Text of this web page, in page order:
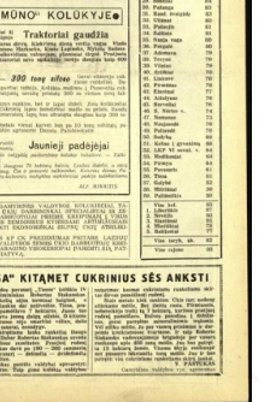
leidiniai
abonementas
Bitės literatūrinė